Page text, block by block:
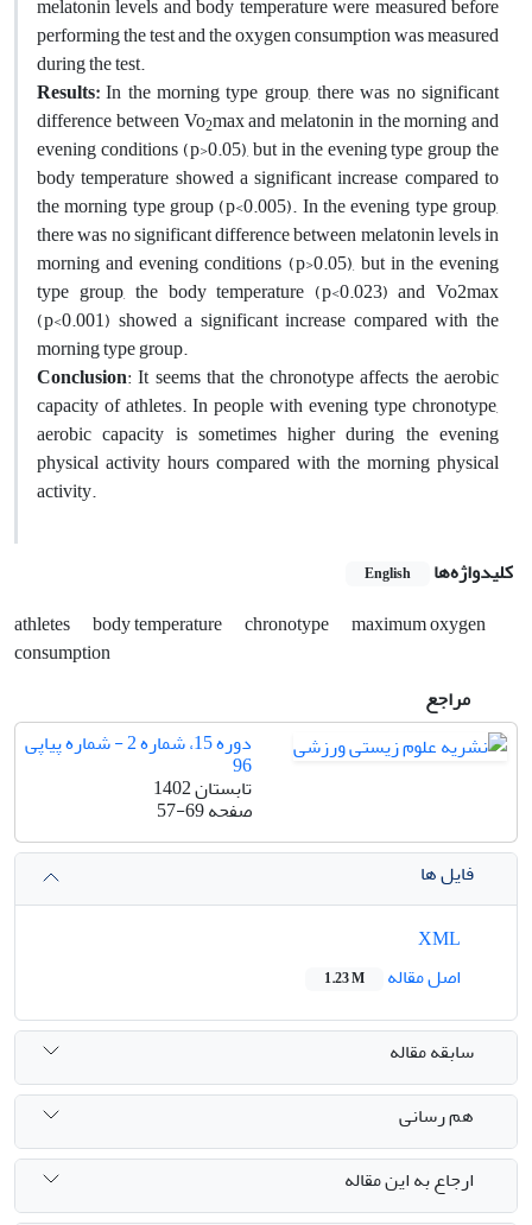
performing the test and the oxygen consumption was measured
during the test.
Results:In the morning type group, there was no significant
difference between Vo2max and melatonin in the morning and
evening conditions (p>0.05), but in the evening type group the
body temperature showed a significant increase compared to
the morning type group (p<0.005). In the evening type group,
there was no significant difference between melatonin levels in
morning and evening conditions (p>0.05), but in the evening
type group, the body temperature (p<0.023) and Vo2max
(p<0.001) showed a significant increase compared with the
morning type group.
Conclusion: It seems that the chronotype affects the aerobic
capacity of athletes. In people with evening type chronotype,
aerobic capacity is sometimes higher during the evening
physical activity hours compared with the morning physical
activity.
کلیدواژه‌ها English
athletes body temperature chronotype
maximum oxygen
consumption
مراجع
دوره 15، شماره 2 - شماره پیاپی
96
تابستان 1402
صفحه57-69
فایل ها
اصل مقاله
1.23 M
سابقه مقاله
هم رسانی
ارجاع به این مقاله